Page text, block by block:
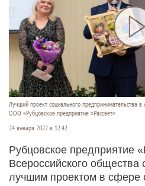
Лучший проект социального предпринимательства в
ООО «Рубцовское предприятие «Рассвет»
24 января 2022 в 12:42
Рубцовское предприятие
Всероссийского общества
лучшим проектом в сфере